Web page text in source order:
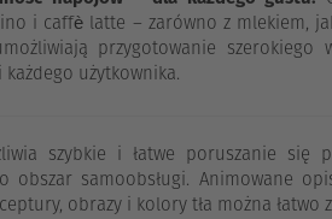
i caffè latte – zarówno z mlekiem,
przygotowanie szerokiego
użytkownika.
szybkie i łatwe poruszanie się
samoobsługi. Animowane
obrazy i kolory tła można łatwo